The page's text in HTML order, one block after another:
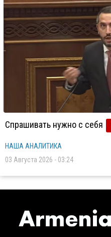
Спрашивать нужно с себя
НАША АНАЛИТИКА
03 Августа 2026 - 03:24